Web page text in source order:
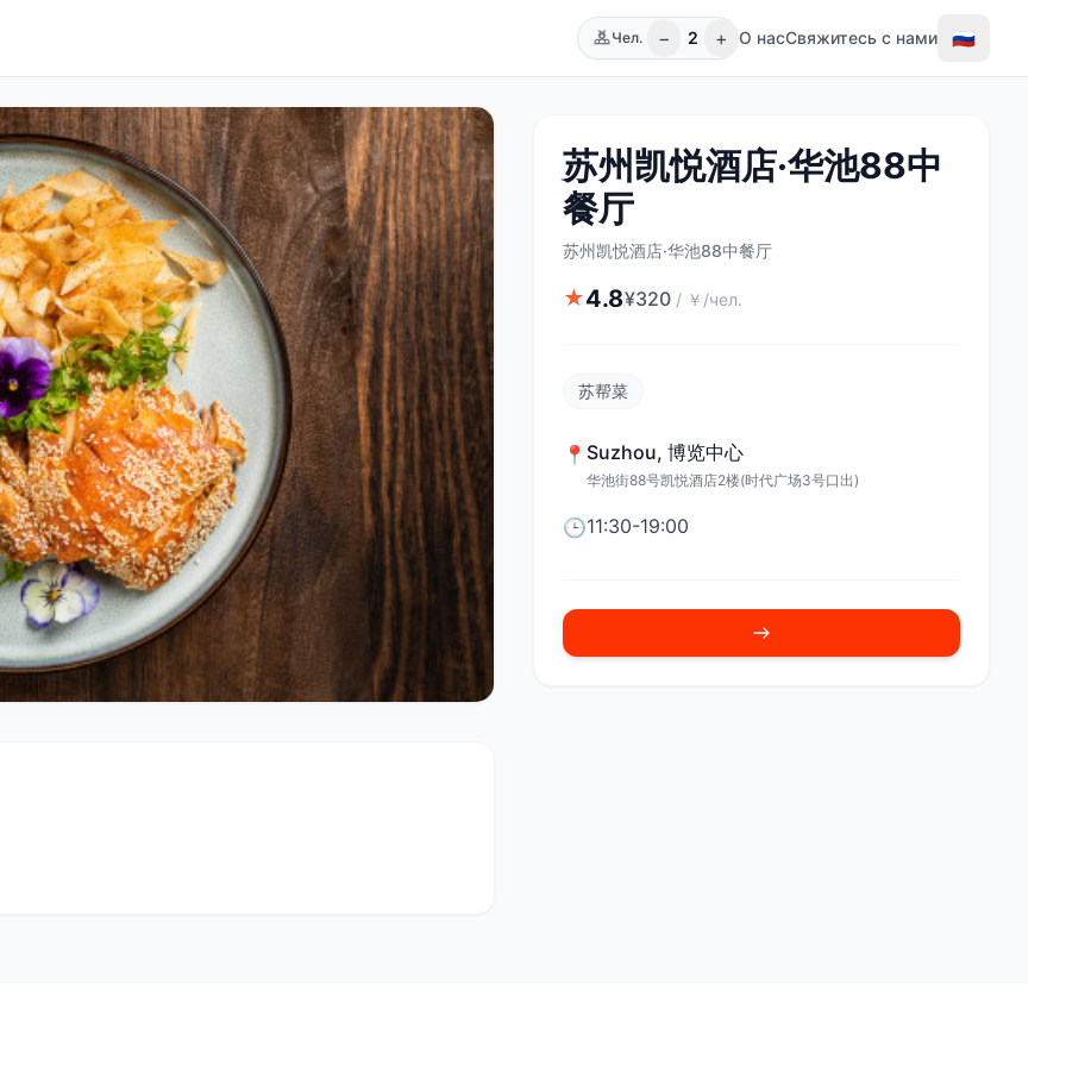
Чел. − 2 + О насСвяжитесь с нами 🇷🇺
苏州凯悦酒店·华池88中
餐厅
苏州凯悦酒店·华池88中餐厅
★4.8¥320 / ￥/чел.
苏帮菜
📍 Suzhou, 博览中心
华池街88号凯悦酒店2楼(时代广场3号口出)
🕒11:30-19:00